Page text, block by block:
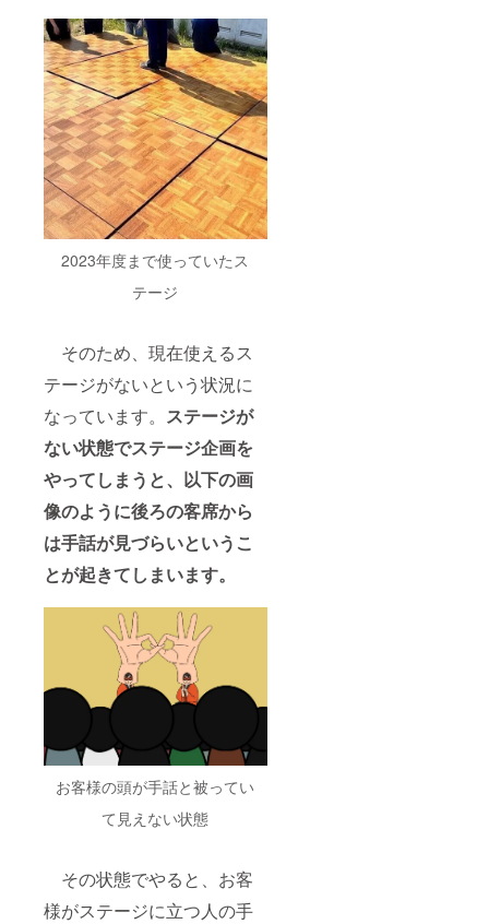
2023年度まで使っていたス
テージ
そのため、現在使えるス
テージがないという状況に
なっています。 ステージが
ない状態でステージ企画を
やってしまうと、以下の画
像のように後ろの客席から
は手話が見づらいというこ
とが起きてしまいます。
お客様の頭が手話と被ってい
て見えない状態
その状態でやると、お客
様がステージに立つ人の手